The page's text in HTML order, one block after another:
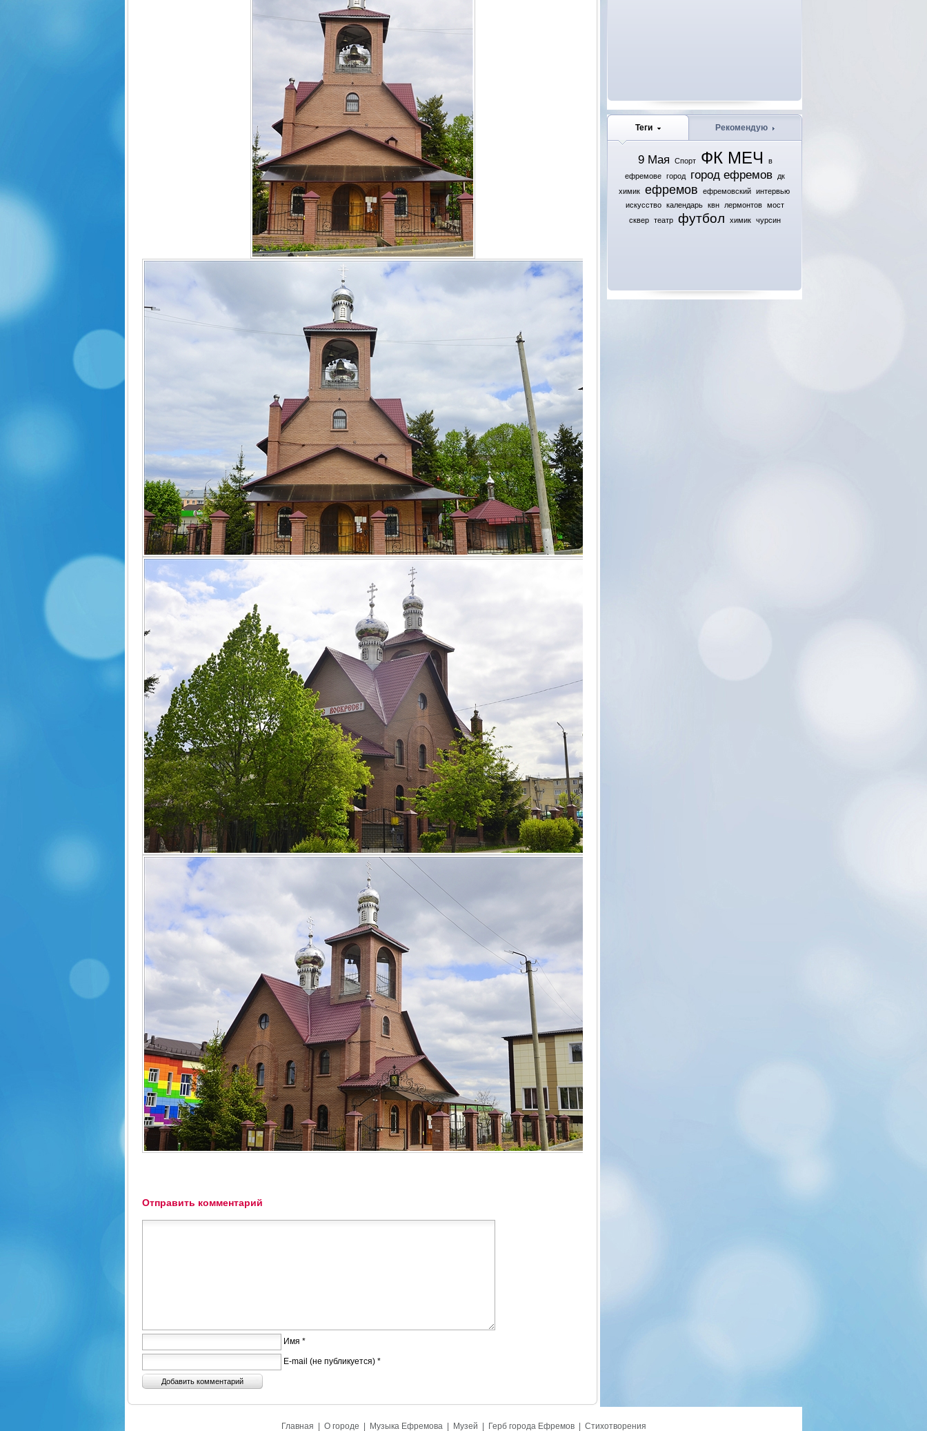
Отправить комментарий
Имя *
E-mail (не публикуется) *
Теги Рекомендую
9 Мая Спорт ФК МЕЧ
в
ефремове
город город ефремов
дк
химик
ефремов ефремовский
интервью
искусство
календарь квн лермонтов
мост
сквер
театр футбол химик чурсин
Главная О городе Музыка Ефремова Музей Герб города Ефремов Стихотворения